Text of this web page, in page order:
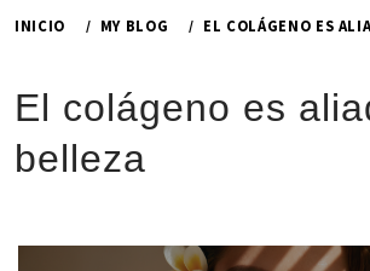
INICIO MY BLOG EL COLÁGENO ES
El colágeno es
belleza